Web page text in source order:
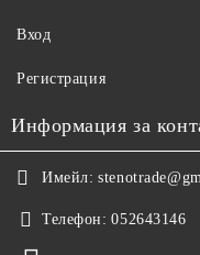
Вход
Регистрация
Информация за
Имейл:
Телефон: 052643146